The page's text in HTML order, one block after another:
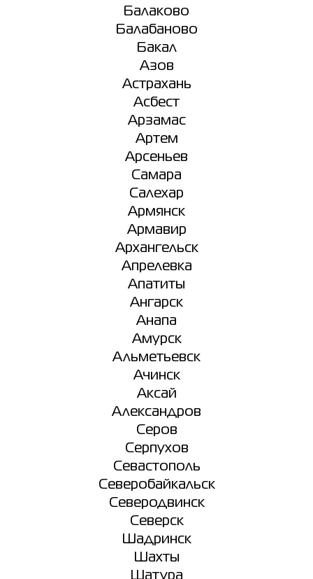
Балаково
Балабаново
Бакал
Азов
Астрахань
Асбест
Арзамас
Артем
Арсеньев
Самара
Салехар
Армянск
Армавир
Архангельск
Апрелевка
Апатиты
Ангарск
Анапа
Амурск
Альметьевск
Ачинск
Аксай
Александров
Серов
Серпухов
Севастополь
Северобайкальск
Северодвинск
Северск
Шадринск
Шахты
Шатура